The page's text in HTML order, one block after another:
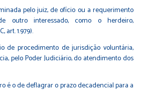
pelo juiz, de ofício ou a requerimento
outro interessado, como o herdeiro,
art. 1.979).
de procedimento de jurisdição voluntária,
pelo Poder Judiciário, do atendimento dos
é o de deflagrar o prazo decadencial para a